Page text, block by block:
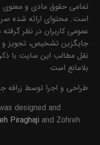
تمامی حقوق مادی و
است. محتوای ارائه شده
عمومی کاربران در نظر
جایگزین تشخیص، تجویز
نقل مطالب این سایت با
بلامانع است
طراحی و اجرا توسط زرافه
designed and
Piraghaji and Zohreh